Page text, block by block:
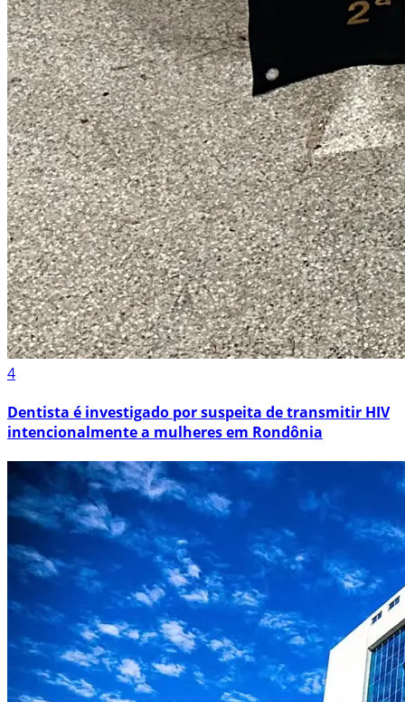
4
Dentista é investigado por suspeita de transmitir HIV
intencionalmente a mulheres em Rondônia